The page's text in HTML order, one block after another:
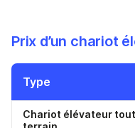
Prix d’un chariot
Type
Chariot élévateur